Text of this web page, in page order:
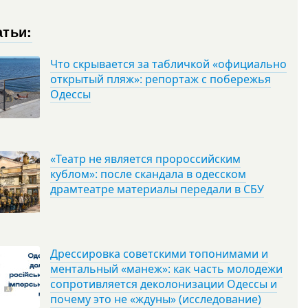
Что скрывается за табличкой «официально
открытый пляж»: репортаж с побережья
Одессы
«Театр не является пророссийским
кублом»: после скандала в одесском
драмтеатре материалы передали в СБУ
Дрессировка советскими топонимами и
ментальный «манеж»: как часть молодежи
сопротивляется деколонизации Одессы и
почему это не «ждуны» (исследование)